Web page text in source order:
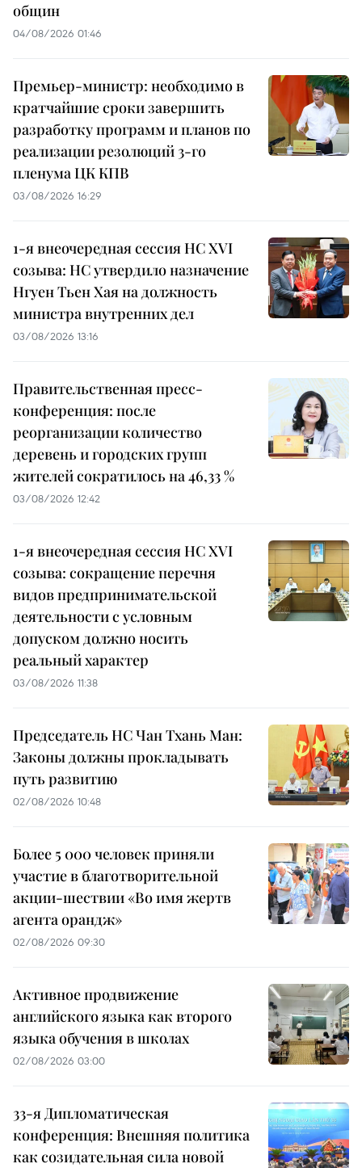
общин
04/08/2026 01:46
Премьер-министр: необходимо в
кратчайшие сроки завершить
разработку программ и планов по
реализации резолюций 3-го
пленума ЦК КПВ
03/08/2026 16:29
1-я внеочередная сессия НС XVI
созыва: НС утвердило назначение
Нгуен Тьен Хая на должность
министра внутренних дел
03/08/2026 13:16
Правительственная пресс-
конференция: после
реорганизации количество
деревень и городских групп
жителей сократилось на 46,33 %
03/08/2026 12:42
1-я внеочередная сессия НС XVI
созыва: сокращение перечня
видов предпринимательской
деятельности с условным
допуском должно носить
реальный характер
03/08/2026 11:38
Председатель НС Чан Тхань Ман:
Законы должны прокладывать
путь развитию
02/08/2026 10:48
Более 5 000 человек приняли
участие в благотворительной
акции-шествии «Во имя жертв
агента орандж»
02/08/2026 09:30
Активное продвижение
английского языка как второго
языка обучения в школах
02/08/2026 03:00
33-я Дипломатическая
конференция: Внешняя политика
как созидательная сила новой